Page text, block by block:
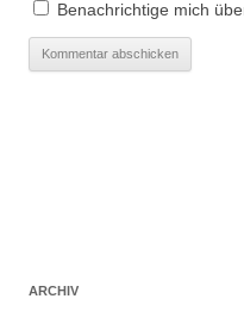
Benachrichtige mich
ARCHIV